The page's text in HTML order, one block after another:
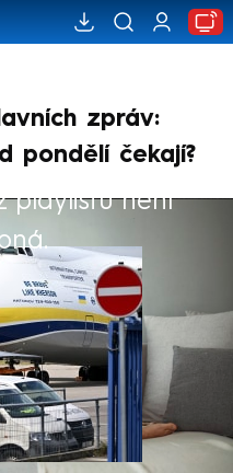
zpráv:
pondělí čekají?
playlistu není